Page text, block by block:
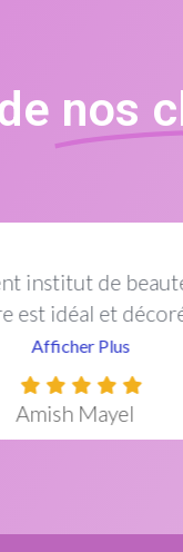
nos
...
que je
vivement
Afficher Plus
NDIAYE